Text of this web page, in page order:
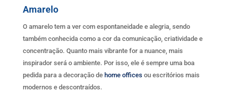
Amarelo
O amarelo tem a ver com espontaneidade e alegria, sendo
também conhecida como a cor da comunicação, criatividade e
concentração. Quanto mais vibrante for a nuance, mais
inspirador será o ambiente. Por isso, ele é sempre uma boa
pedida para a decoração de home offices ou escritórios mais
modernos e descontraídos.